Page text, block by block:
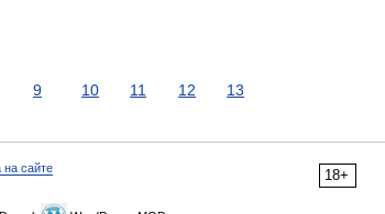
9 10 11 12 13
18+
на сайте